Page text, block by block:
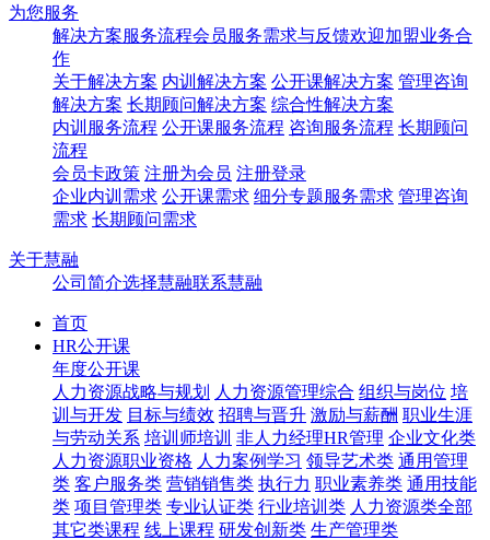
为您服务
解决方案服务流程会员服务需求与反馈欢迎加盟业务合
作
关于解决方案 内训解决方案 公开课解决方案 管理咨询
解决方案 长期顾问解决方案 综合性解决方案
内训服务流程 公开课服务流程 咨询服务流程 长期顾问
流程
会员卡政策 注册为会员 注册登录
企业内训需求 公开课需求 细分专题服务需求 管理咨询
需求 长期顾问需求
关于慧融
公司简介选择慧融联系慧融
首页
HR公开课
年度公开课
人力资源战略与规划
人力资源管理综合 组织与岗位 培
训与开发 目标与绩效 招聘与晋升 激励与薪酬 职业生涯
与劳动关系 培训师培训 非人力经理HR管理 企业文化类
人力资源职业资格 人力案例学习 领导艺术类 通用管理
类 客户服务类 营销销售类 执行力 职业素养类 通用技能
类 项目管理类 专业认证类 行业培训类 人力资源类全部
其它类课程 线上课程 研发创新类 生产管理类